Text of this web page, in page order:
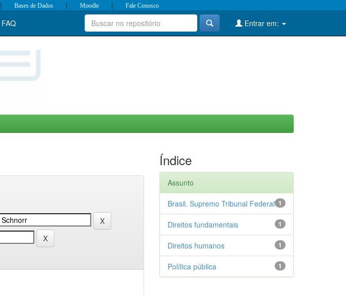
| Bases de Dados | Moodle | Fale Conosco
FAQ Entrar em:
Índice
Assunto
1
Brasil. Supremo Tribunal Federal
1
Direitos fundamentais
1
Direitos humanos
1
Política pública